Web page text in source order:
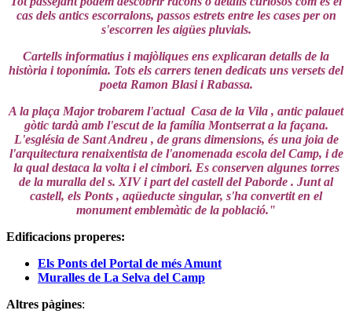
cas dels antics escorralons, passos estrets entre les cases per on
s'escorren les aigües pluvials.
Cartells informatius i majòliques ens explicaran detalls de la
història i toponímia. Tots els carrers tenen dedicats uns versets del
poeta Ramon Blasi i Rabassa.
A la plaça Major trobarem l'actual Casa de la Vila , antic palauet
gòtic tardà amb l'escut de la família Montserrat a la façana.
L'església de Sant Andreu , de grans dimensions, és una joia de
l'arquitectura renaixentista de l'anomenada escola del Camp, i de
la qual destaca la volta i el cimbori. Es conserven algunes torres
de la muralla del s. XIV i part del castell del Paborde . Junt al
castell, els Ponts , aqüeducte singular, s'ha convertit en el
monument emblemàtic de la població."
Edificacions properes:
Els Ponts del Portal de més Amunt
Muralles de La Selva del Camp
Altres pàgines: